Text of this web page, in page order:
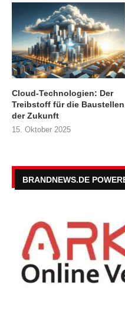
Cloud-Technologien: Der
Treibstoff für die Baustellen
der Zukunft
15. Oktober 2025
BRANDNEWS.DE